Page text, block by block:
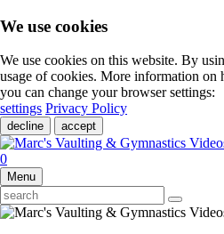
We use cookies
We use cookies on this website. By
usage of cookies. More information on
you can change your browser settings:
settings Privacy Policy
decline accept
0
Menu